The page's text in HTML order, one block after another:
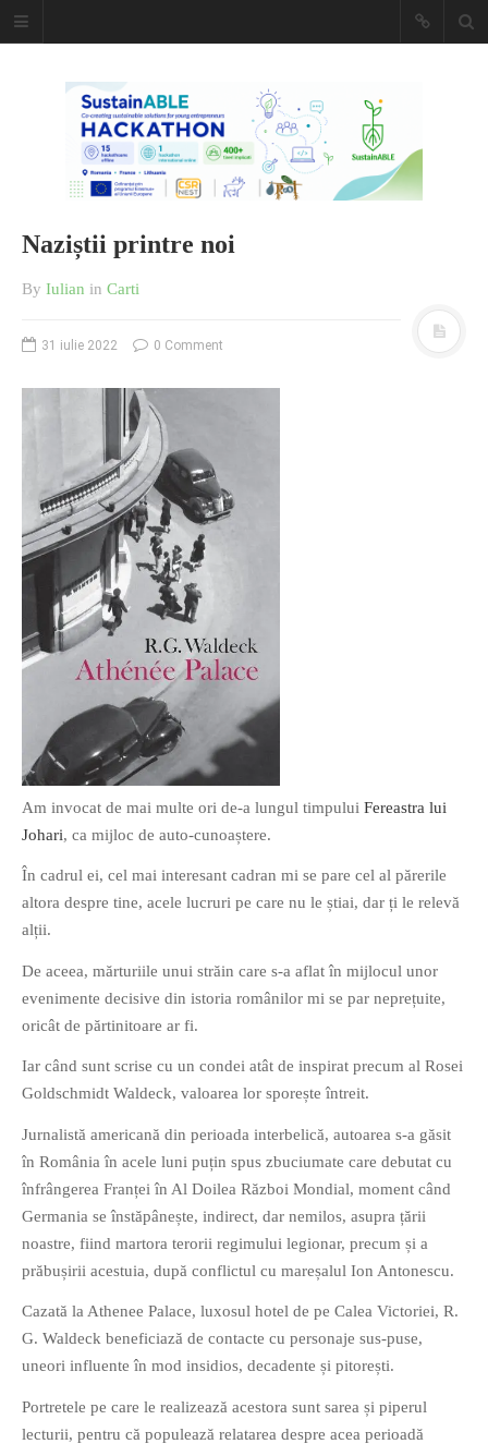
Caiet de
insemnari
DESCARCĂ!
O poveste in care sexul se
confunda cu dragostea,
cinismul cu idealismul si
poezia cu umorul.
DESCARCĂ!
If you like movies, words and
mind games, then this is the
book for you. Take the
challenge of creating your
own acrostics and describing
famous movies by using the
Naziștii printre noi
By Iulian in Carti
31 iulie 2022 0 Comment
Am invocat de mai multe ori de-a lungul timpului Fereastra lui
Johari, ca mijloc de auto-cunoaștere.
În cadrul ei, cel mai interesant cadran mi se pare cel al părerile
altora despre tine, acele lucruri pe care nu le știai, dar ți le relevă
alții.
De aceea, mărturiile unui străin care s-a aflat în mijlocul unor
evenimente decisive din istoria românilor mi se par neprețuite,
oricât de părtinitoare ar fi.
Iar când sunt scrise cu un condei atât de inspirat precum al Rosei
Goldschmidt Waldeck, valoarea lor sporește întreit.
Jurnalistă americană din perioada interbelică, autoarea s-a găsit
în România în acele luni puțin spus zbuciumate care debutat cu
înfrângerea Franței în Al Doilea Război Mondial, moment când
Germania se înstăpânește, indirect, dar nemilos, asupra țării
noastre, fiind martora terorii regimului legionar, precum și a
prăbușirii acestuia, după conflictul cu mareșalul Ion Antonescu.
Cazată la Athenee Palace, luxosul hotel de pe Calea Victoriei, R.
G. Waldeck beneficiază de contacte cu personaje sus-puse,
uneori influente în mod insidios, decadente și pitorești.
Portretele pe care le realizează acestora sunt sarea și piperul
lecturii, pentru că populează relatarea despre acea perioadă